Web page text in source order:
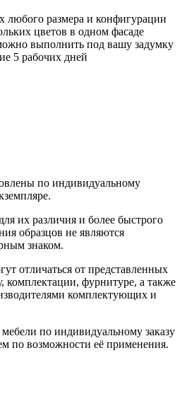
любого размера и конфигурации
цветов в одном фасаде
выполнить под вашу задумку
5 рабочих дней
по индивидуальному
их различия и более быстрого
образцов не являются
знаком.
отличаться от представленных
комплектации, фурнитуре, а также
комплектующих и
по индивидуальному заказу
по возможности её применения.